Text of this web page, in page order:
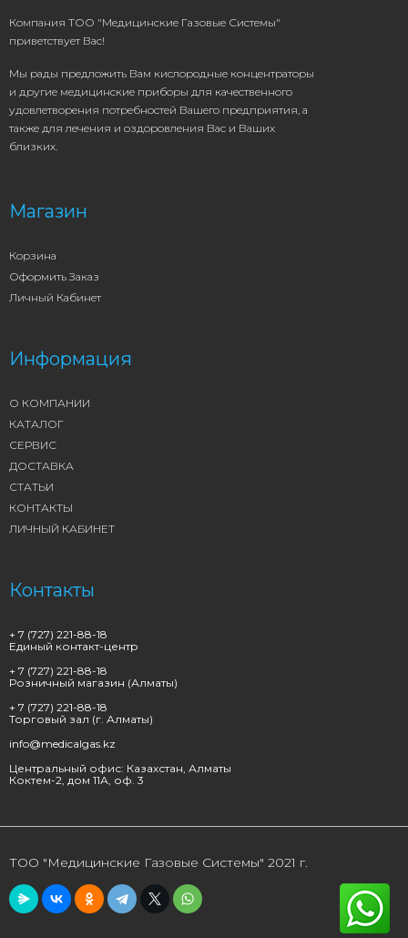
Компания ТОО "Медицинские Газовые Системы"
приветствует Вас!
Мы рады предложить Вам кислородные концентраторы
и другие медицинские приборы для качественного
удовлетворения потребностей Вашего предприятия, а
также для лечения и оздоровления Вас и Ваших
близких.
Магазин
Корзина
Оформить Заказ
Личный Кабинет
Информация
О КОМПАНИИ
КАТАЛОГ
СЕРВИС
ДОСТАВКА
СТАТЬИ
КОНТАКТЫ
ЛИЧНЫЙ КАБИНЕТ
Контакты
+ 7 (727) 221-88-18
Единый контакт-центр
+ 7 (727) 221-88-18
Розничный магазин (Алматы)
+ 7 (727) 221-88-18
Торговый зал (г. Алматы)
info@medicalgas.kz
Центральный офис: Казахстан, Алматы
Коктем-2, дом 11А, оф. 3
ТОО "Медицинские Газовые Системы" 2021 г.